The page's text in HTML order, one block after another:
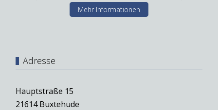
Mehr Informationen
Adresse
Hauptstraße 15
21614 Buxtehude